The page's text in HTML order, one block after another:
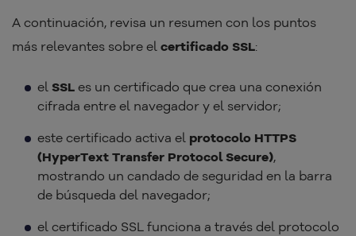
A continuación, revisa un resumen con los puntos
más relevantes sobre el certificado SSL:
el SSL es un certificado que crea una conexión
cifrada entre el navegador y el servidor;
este certificado activa el protocolo HTTPS
(HyperText Transfer Protocol Secure),
mostrando un candado de seguridad en la barra
de búsqueda del navegador;
el certificado SSL funciona a través del protocolo